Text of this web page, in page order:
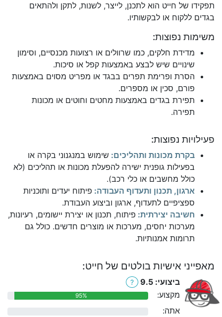
תפקידו של חייט הוא לתכנן, לייצר, לשנות, לתקן ולהתאים
בגדים ללקוח או לבקשותיו.
משימות נפוצות:
מדידת חלקים, כמו שרוולים או רצועות מכנסיים, וסימון
שינויים שיש לבצע באמצעות קפל או סיכות.
הסרת ופרימת תפרים בבגד או מפריט מסוים באמצעות
פורם, סכין או מספרים.
תפירת בגדים באמצעות מחטים וחוטים או מכונות
תפירה.
פעילויות נפוצות:
בקרת מכונות ותהליכים: שימוש במנגנוני בקרה או
בפעילות גופנית ישירה להפעלת מכונות או תהליכים (לא
כולל מחשבים או כלי רכב).
ארגון, תכנון ותעדוף העבודה: פיתוח יעדים ותוכניות
ספציפיים לתעדוף, ארגון וביצוע העבודת.
חשיבה יצירתית: פיתוח, תכנון או יצירת יישומים, רעיונות,
מערכות יחסים, מערכות או מוצרים חדשים. כולל גם
תרומות אמנותיות.
מאפייני אישיות בולטים של חייט:
ביצועי: 9.5 ?
מקצוע: 95%
אתה: